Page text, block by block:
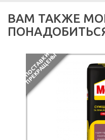
ВАМ ТАКЖЕ
П
О
С
Т
А
В
К
И
П
Р
Е
К
Р
А
Щ
Е
Н
Ы